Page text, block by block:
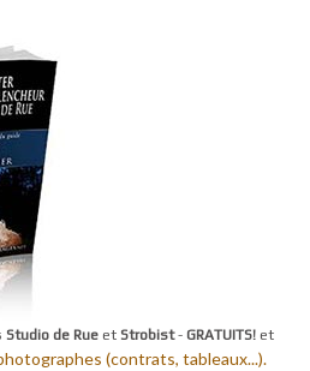
Studio de Rue et Strobist- GRATUITS! et
(contrats, tableaux...).